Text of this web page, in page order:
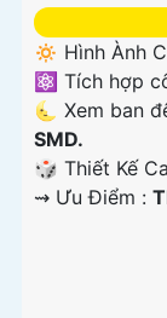
🔅 Hình Ành
⚛️ Tích hợp
🌜 Xem ban
SMD.
🎲 Thiết Kế
️⇝ Ưu Điểm :